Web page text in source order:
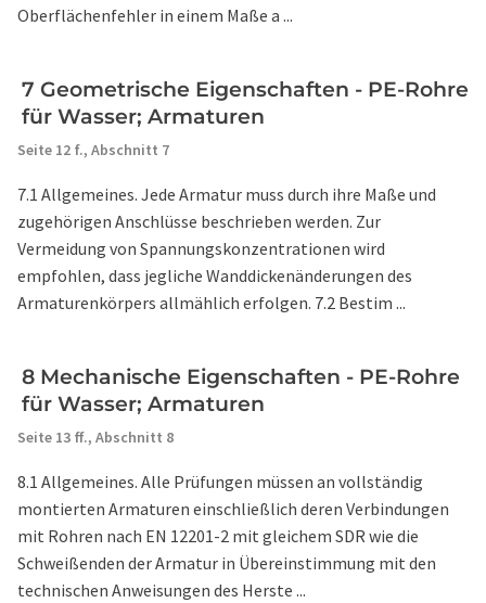
Oberflächenfehler in einem Maße a ...
7 Geometrische Eigenschaften - PE-Rohre
für Wasser; Armaturen
Seite 12 f., Abschnitt 7
7.1 Allgemeines. Jede Armatur muss durch ihre Maße und
zugehörigen Anschlüsse beschrieben werden. Zur
Vermeidung von Spannungskonzentrationen wird
empfohlen, dass jegliche Wanddickenänderungen des
Armaturenkörpers allmählich erfolgen. 7.2 Bestim ...
8 Mechanische Eigenschaften - PE-Rohre
für Wasser; Armaturen
Seite 13 ff., Abschnitt 8
8.1 Allgemeines. Alle Prüfungen müssen an vollständig
montierten Armaturen einschließlich deren Verbindungen
mit Rohren nach EN 12201-2 mit gleichem SDR wie die
Schweißenden der Armatur in Übereinstimmung mit den
technischen Anweisungen des Herste ...